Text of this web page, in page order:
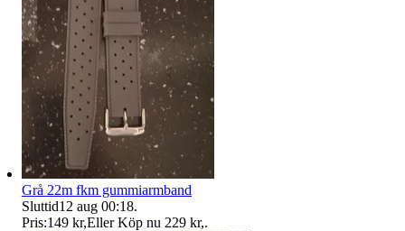
Grå 22m fkm gummiarmband
Sluttid12 aug 00:18.
Pris:149 kr,Eller Köp nu 229 kr,.